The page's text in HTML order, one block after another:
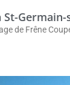
St-
de Frêne